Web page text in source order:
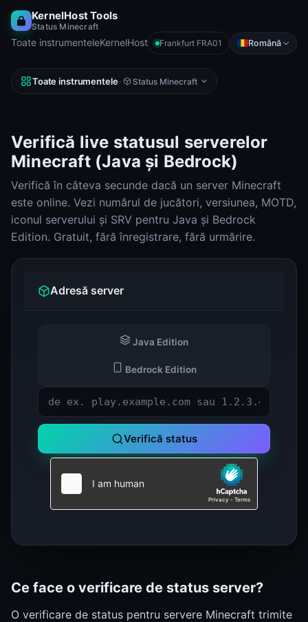
KernelHost Tools
Status Minecraft
Toate instrumenteleKernelHost Frankfurt FRA01 Română
Toate instrumentele · Status Minecraft
Verifică live statusul serverelor
Minecraft (Java și Bedrock)
Verifică în câteva secunde dacă un server Minecraft
este online. Vezi numărul de jucători, versiunea, MOTD,
iconul serverului și SRV pentru Java și Bedrock
Edition. Gratuit, fără înregistrare, fără urmărire.
Adresă server
Java Edition
Bedrock Edition
Verifică status
Ce face o verificare de status server?
O verificare de status pentru servere Minecraft trimite